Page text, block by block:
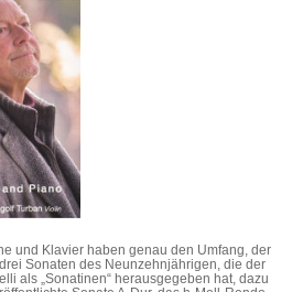
und Klavier haben genau den Umfang, der
Sonaten des Neunzehnjährigen, die der
als „Sonatinen“ herausgegeben hat, dazu